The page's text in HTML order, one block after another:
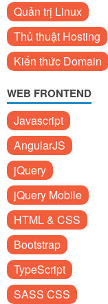
Quản trị Linux
Thủ thuật Hosting
Kiến thức Domain
WEB FRONTEND
Javascript
AngularJS
jQuery
jQuery Mobile
HTML & CSS
Bootstrap
TypeScript
SASS CSS